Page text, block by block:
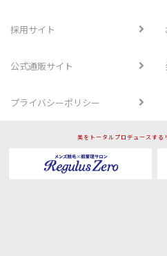
採用サイト
公式通販サイト
プライバシーポリシー
美をトータルプロデュースする